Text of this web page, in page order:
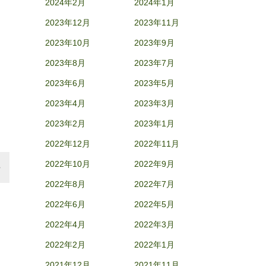
2024年2月 2024年1月
2023年12月 2023年11月
2023年10月 2023年9月
2023年8月 2023年7月
2023年6月 2023年5月
2023年4月 2023年3月
2023年2月 2023年1月
2022年12月 2022年11月
2022年10月 2022年9月
2022年8月 2022年7月
2022年6月 2022年5月
2022年4月 2022年3月
2022年2月 2022年1月